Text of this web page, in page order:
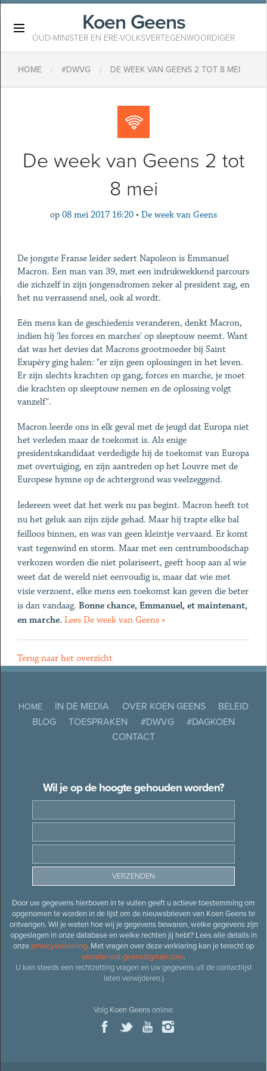
Koen Geens
OUD-MINISTER EN ERE-VOLKSVERTEGENWOORDIGER
HOME / #DWVG / DE WEEK VAN GEENS 2 TOT 8 MEI
De week van Geens 2 tot
8 mei
op 08 mei 2017 16:20 • De week van Geens
De jongste Franse leider sedert Napoleon is Emmanuel
Macron. Een man van 39, met een indrukwekkend parcours
die zichzelf in zijn jongensdromen zeker al president zag, en
het nu verrassend snel, ook al wordt.
Eén mens kan de geschiedenis veranderen, denkt Macron,
indien hij 'les forces en marches' op sleeptouw neemt. Want
dat was het devies dat Macrons grootmoeder bij Saint
Exupéry ging halen: "er zijn geen oplossingen in het leven.
Er zijn slechts krachten op gang, forces en marche, je moet
die krachten op sleeptouw nemen en de oplossing volgt
vanzelf".
Macron leerde ons in elk geval met de jeugd dat Europa niet
het verleden maar de toekomst is. Als enige
presidentskandidaat verdedigde hij de toekomst van Europa
met overtuiging, en zijn aantreden op het Louvre met de
Europese hymne op de achtergrond was veelzeggend.
Iedereen weet dat het werk nu pas begint. Macron heeft tot
nu het geluk aan zijn zijde gehad. Maar hij trapte elke bal
feilloos binnen, en was van geen kleintje vervaard. Er komt
vast tegenwind en storm. Maar met een centrumboodschap
verkozen worden die niet polariseert, geeft hoop aan al wie
weet dat de wereld niet eenvoudig is, maar dat wie met
visie verzoent, elke mens een toekomst kan geven die beter
is dan vandaag. Bonne chance, Emmanuel, et maintenant,
en marche. Lees De week van Geens »
Terug naar het overzicht
HOME IN DE MEDIA OVER KOEN GEENS
BELEID
BLOG
TOESPRAKEN #DWVG
#DAGKOEN
CONTACT
Wil je op de hoogte gehouden worden?
Door uw gegevens hierboven in te vullen geeft u actieve toestemming om
opgenomen te worden in de lijst om de nieuwsbrieven van Koen Geens te
ontvangen. Wil je weten hoe wij je gegevens bewaren, welke gegevens zijn
opgeslagen in onze database en welke rechten jij hebt? Lees alle details in
onze privacyverklaring. Met vragen over deze verklaring kan je terecht op
secretariaat.geens@gmail.com.
U kan steeds een rechtzetting vragen en uw gegevens uit de contactlijst
laten verwijderen.)
Volg Koen Geensonline: